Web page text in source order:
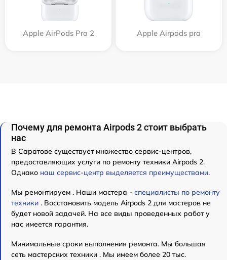
Apple AirPods Pro 2 Apple Airpods pro
Почему для ремонта Airpods 2 стоит выбрать
нас
В Саратове существует множество сервис-центров,
предоставляющих услуги по ремонту техники Airpods 2.
Однако наш сервис-центр выделяется преимуществами.
Мы ремонтируем . Наши мастера - специалисты по ремонту
техники . Восстановить модель Airpods 2 для мастеров не
будет новой задачей. На все виды проведенных работ у
нас имеется гарантия.
Минимальные сроки выполнения ремонта. Мы большая
сеть мастерских техники . Мы имеем более 20 тыс.